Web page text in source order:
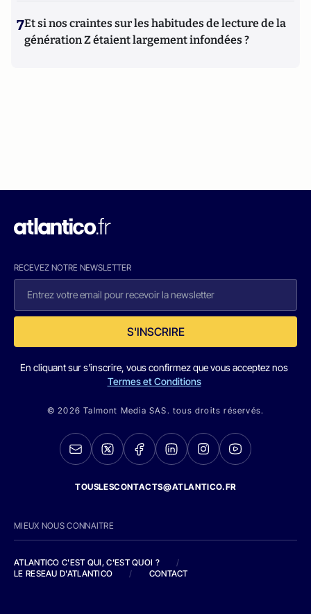
7Et si nos craintes sur les habitudes de lecture de la
génération Z étaient largement infondées ?
RECEVEZ NOTRE NEWSLETTER
S'INSCRIRE
En cliquant sur s'inscrire, vous confirmez que vous acceptez nos
Termes et Conditions
© 2026 Talmont Media SAS. tous droits réservés.
TOUSLESCONTACTS@ATLANTICO.FR
MIEUX NOUS CONNAITRE
ATLANTICO C'EST QUI, C'EST QUOI ?
/
LE RESEAU D'ATLANTICO
/ CONTACT